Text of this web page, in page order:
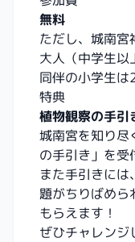
無料
ただし、城南宮
大人（中学生
同伴の小学生は
特典
植物観察の手引
城南宮を知り尽
の手引き」を受
また手引きに
題がちりばめら
もらえます！
ぜひチャレンジ